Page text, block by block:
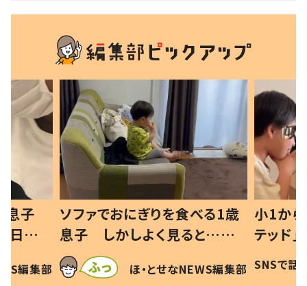
息子
記に
編集部
ソファでおにぎりを食べる1歳
息子 しかしよく見ると…母
「！？」すべてを察した母の投稿
に「可愛いから許す！」「現行
ほ・とせなNEWS編集部
小1から
テッド
食”を
和の親
SNSで話